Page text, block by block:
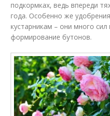
подкормках, ведь впереди
года. Особенно же
кустарникам – они много сил
формирование бутонов.